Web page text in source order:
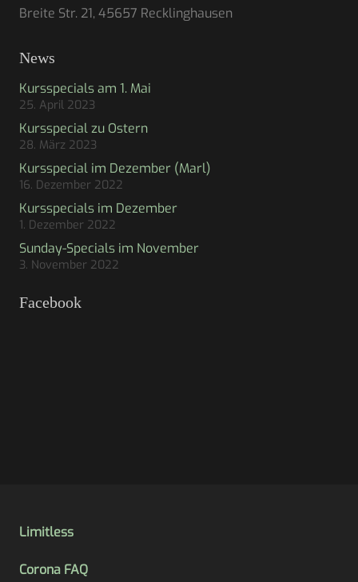
Breite Str. 21, 45657 Recklinghausen
News
Kursspecials am 1. Mai
25. April 2023
Kursspecial zu Ostern
28. März 2023
Kursspecial im Dezember (Marl)
16. Dezember 2022
Kursspecials im Dezember
1. Dezember 2022
Sunday-Specials im November
3. November 2022
Facebook
Limitless
Corona FAQ